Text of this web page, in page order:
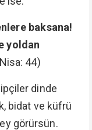
baksana!
yoldan
44)
dinde
bidat ve küfrü
görürsün.